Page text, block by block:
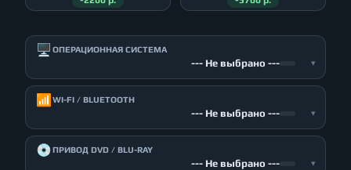
🖥️ ОПЕРАЦИОННАЯ СИСТЕМА
--- Не выбрано --- ▾
📶 WI-FI / BLUETOOTH
--- Не выбрано --- ▾
💿ПРИВОД DVD / BLU-RAY
--- Не выбрано --- ▾